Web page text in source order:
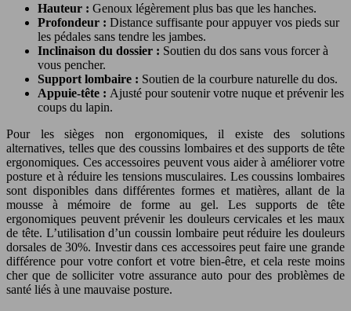
Hauteur : Genoux légèrement plus bas que les hanches.
Profondeur : Distance suffisante pour appuyer vos pieds sur
les pédales sans tendre les jambes.
Inclinaison du dossier : Soutien du dos sans vous forcer à
vous pencher.
Support lombaire : Soutien de la courbure naturelle du dos.
Appuie-tête : Ajusté pour soutenir votre nuque et prévenir les
coups du lapin.
Pour les sièges non ergonomiques, il existe des solutions
alternatives, telles que des coussins lombaires et des supports de tête
ergonomiques. Ces accessoires peuvent vous aider à améliorer votre
posture et à réduire les tensions musculaires. Les coussins lombaires
sont disponibles dans différentes formes et matières, allant de la
mousse à mémoire de forme au gel. Les supports de tête
ergonomiques peuvent prévenir les douleurs cervicales et les maux
de tête. L’utilisation d’un coussin lombaire peut réduire les douleurs
dorsales de 30%. Investir dans ces accessoires peut faire une grande
différence pour votre confort et votre bien-être, et cela reste moins
cher que de solliciter votre assurance auto pour des problèmes de
santé liés à une mauvaise posture.